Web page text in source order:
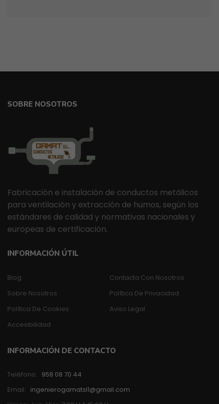
SOBRE NOSOTROS
Fabricación e instalación de conductos metálicos
para ventilación y extracción de humos, según los
estándares de calidad y normativas nacionales y
europeas de certificación.
INFORMACIÓN ÚTIL
Blog
Contacta Con Nosotros
Sobre Nosotros
Política De Privacidad
Política De Cookies
Aviso Legal
Accesibilidad
INFORMACIÓN DE CONTACTO
Teléfono: 958 08 70 44
Email: ingenierogamatsl1@gmail.com